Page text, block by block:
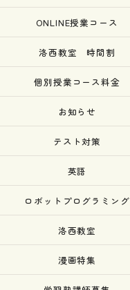
ONLINE授業コース
洛西教室 時間割
個別授業コース料金
お知らせ
テスト対策
英語
ロボットプログラミング
洛西教室
漫画特集